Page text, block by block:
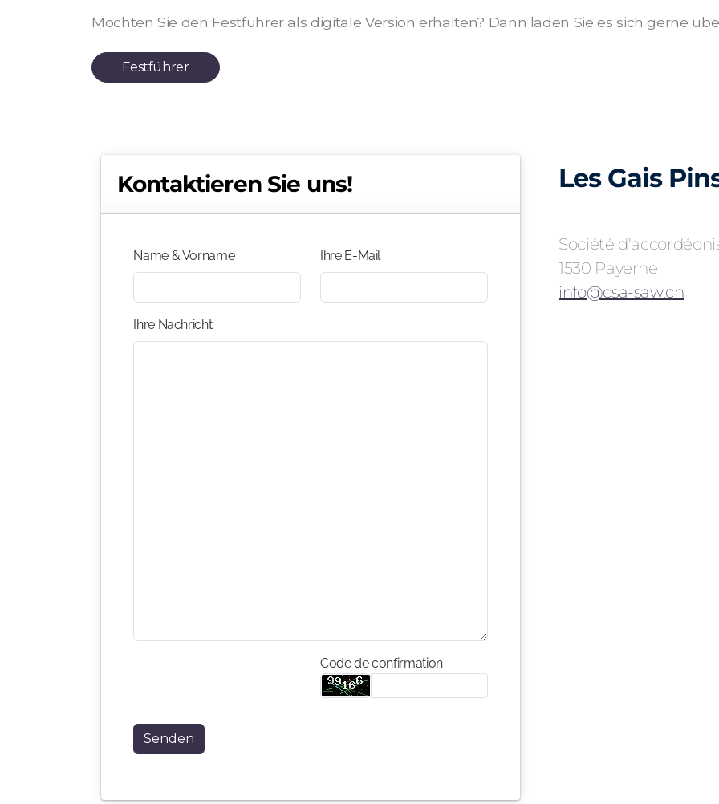
Möchten Sie den Festführer als digitale Version erhalten? Dann laden Sie es sich gerne
Festführer
Kontaktieren Sie uns!
Name & Vorname Ihre E-Mail
Ihre Nachricht
Code de confirmation
Senden
Les Gais
Société
1530 Payerne
info@csa-saw.ch